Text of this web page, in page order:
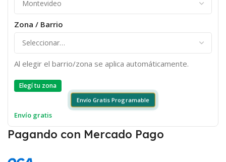
Zona / Barrio
Al elegir el barrio/zona se aplica automáticamente.
Elegí tu zona
Envío Gratis Programable
Envío gratis
Pagando con Mercado Pago